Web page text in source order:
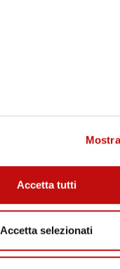
Accetta tutti
Accetta selezionati